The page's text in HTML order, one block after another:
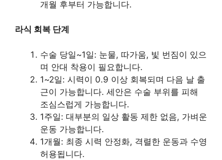
개월 후부터 가능합니다.
라식 회복 단계
수술 당일~1일: 눈물, 따가움, 빛 번짐이 있으
며 안대 착용이 필요합니다.
1~2일: 시력이 0.9 이상 회복되며 다음 날 출
근이 가능합니다. 세안은 수술 부위를 피해
조심스럽게 가능합니다.
1주일: 대부분의 일상 활동 제한 없음, 가벼운
운동 가능합니다.
1개월: 최종 시력 안정화, 격렬한 운동과 수영
허용됩니다.